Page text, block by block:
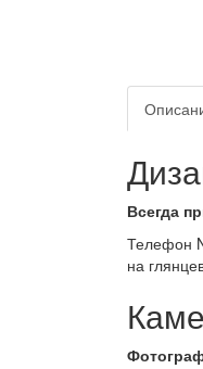
Всегда
Телефон
на